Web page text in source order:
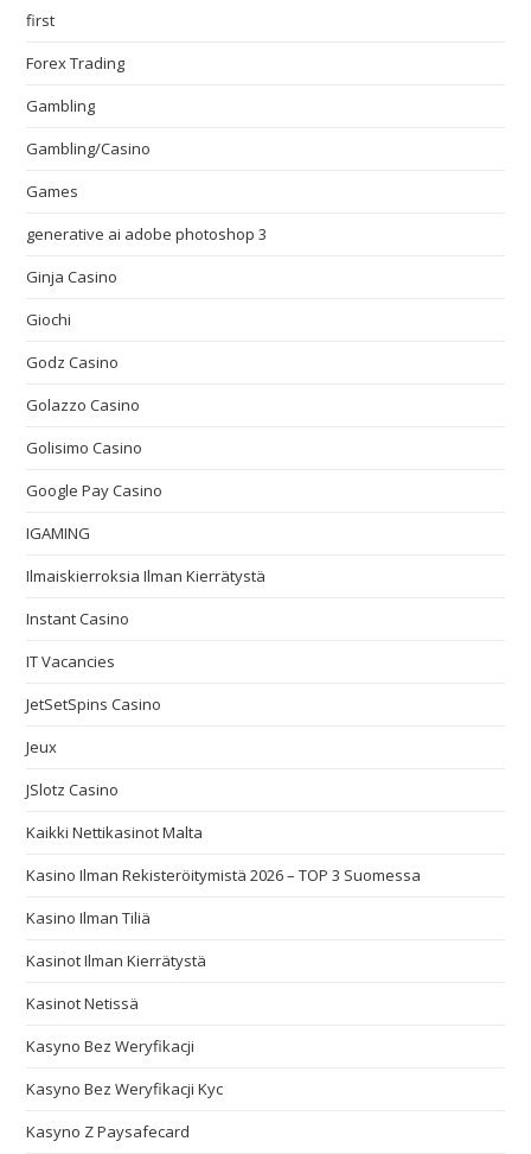
first
Forex Trading
Gambling
Gambling/Casino
Games
generative ai adobe photoshop 3
Ginja Casino
Giochi
Godz Casino
Golazzo Casino
Golisimo Casino
Google Pay Casino
IGAMING
Ilmaiskierroksia Ilman Kierrätystä
Instant Casino
IT Vacancies
JetSetSpins Casino
Jeux
JSlotz Casino
Kaikki Nettikasinot Malta
Kasino Ilman Rekisteröitymistä 2026 – TOP 3 Suomessa
Kasino Ilman Tiliä
Kasinot Ilman Kierrätystä
Kasinot Netissä
Kasyno Bez Weryfikacji
Kasyno Bez Weryfikacji Kyc
Kasyno Z Paysafecard